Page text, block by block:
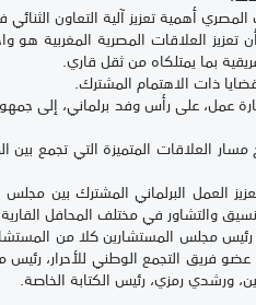
أهمية تعزيز آلية التعاون
العلاقات المصرية المغربية هو
بما يمتلكاه من ثقل قاري.
ذات الاهتمام المشترك.
مسار العلاقات المتميزة التي تجمع
العمل البرلماني المشترك بين
والتشاور في مختلف المحافل
مجلس المستشارين كلا من
فريق التجمع الوطني للأحرار،
ورشدي رمزي، رئيس الكتابة الخاصة.